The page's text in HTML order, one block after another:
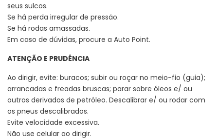
seus sulcos.
Se há perda irregular de pressão.
Se há rodas amassadas.
Em caso de dúvidas, procure a Auto Point.
ATENÇÃO E PRUDÊNCIA
Ao dirigir, evite: buracos; subir ou roçar no meio-fio (guia);
arrancadas e freadas bruscas; parar sobre óleos e/ ou
outros derivados de petróleo. Descalibrar e/ ou rodar com
os pneus descalibrados.
Evite velocidade excessiva.
Não use celular ao dirigir.